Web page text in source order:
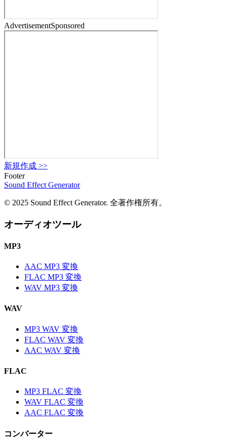
AdvertisementSponsored
新規作成 >>
Footer
Sound Effect Generator
© 2025 Sound Effect Generator. 全著作権所有。
オーディオツール
MP3
AAC MP3 変換
FLAC MP3 変換
WAV MP3 変換
WAV
MP3 WAV 変換
FLAC WAV 変換
AAC WAV 変換
FLAC
MP3 FLAC 変換
WAV FLAC 変換
AAC FLAC 変換
コンバーター